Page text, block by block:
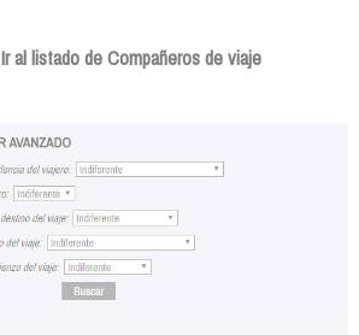
Ir al listado de Compañeros de viaje